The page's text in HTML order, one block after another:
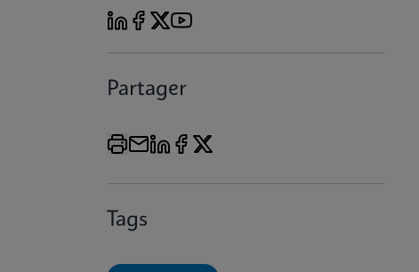
Partager
Tags